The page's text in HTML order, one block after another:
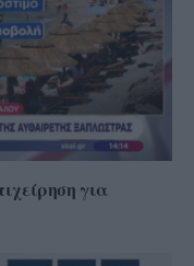
για